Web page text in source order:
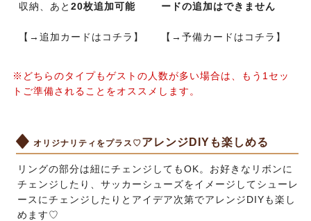
収納、あと 20枚追加可能
【 →追加カードはコチラ 】
ードの追加はできません
【 →予備カードはコチラ 】
※どちらのタイプもゲストの人数が多い場合は、もう1セッ
トご準備されることをオススメします。
オリジナリティをプラス♡アレンジDIYも楽しめる
リングの部分は紐にチェンジしてもOK。お好きなリボンに
チェンジしたり、サッカーシューズをイメージしてシューレ
ースにチェンジしたりとアイデア次第でアレンジDIYも楽し
めます♡